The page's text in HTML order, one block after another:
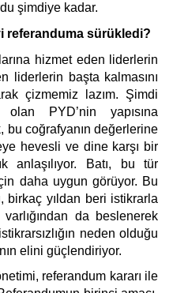
şimdiye kadar.
referanduma sürükledi?
hizmet eden liderlerin
liderlerin başta kalmasını
çizmemiz lazım. Şimdi
PYD’nin yapısına
bu coğrafyanın değerlerine
hevesli ve dine karşı bir
anlaşılıyor. Batı, bu tür
daha uygun görüyor. Bu
birkaç yıldan beri istikrarla
da beslenerek
neden olduğu
elini güçlendiriyor.
referandum kararı ile